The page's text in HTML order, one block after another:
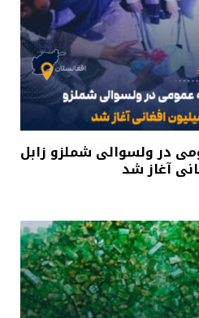
در ولسوالی شملزو زابل